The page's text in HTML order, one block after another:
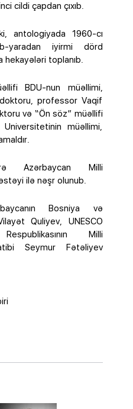
cildi çapdan çıxıb.
antologiyada 1960-cı
yaradan iyirmi dörd
hekayələri toplanıb.
BDU-nun müəllimi,
professor Vaqif
və “Ön söz” müəllifi
müəllimi,
Azərbaycan Milli
ilə nəşr olunub.
Bosniya və
Quliyev, UNESCO
Milli
Seymur Fətəliyev